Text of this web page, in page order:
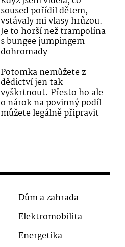
soused pořídil dětem,
vstávaly mi vlasy hrůzou.
Je to horší než trampolína
s bungee jumpingem
dohromady
Potomka nemůžete z
dědictví jen tak
vyškrtnout. Přesto ho ale
o nárok na povinný podíl
můžete legálně připravit
Dům a zahrada
Elektromobilita
Energetika